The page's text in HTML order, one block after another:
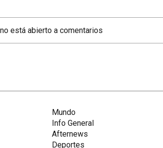
está abierto a comentarios
Mundo
Info General
Afternews
Deportes